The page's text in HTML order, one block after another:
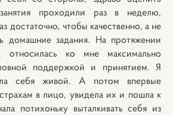
проходили раз в неделю,
достаточно, чтобы качественно, а не
домашние задания. На протяжении
относилась ко мне максимально
поддержкой и принятием. Я
себя живой. А потом впервые
в лицо, увидела их и пошла к
потихоньку выталкивать себя из